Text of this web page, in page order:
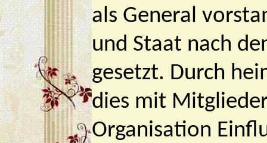
als General
und Staat nach
gesetzt. Durch
dies mit
Organisation